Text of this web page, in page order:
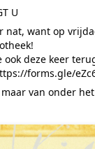
U
nat, want op
deze keer
forms.gle/
van onder